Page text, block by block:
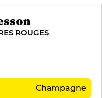
ROUGES
Champagne